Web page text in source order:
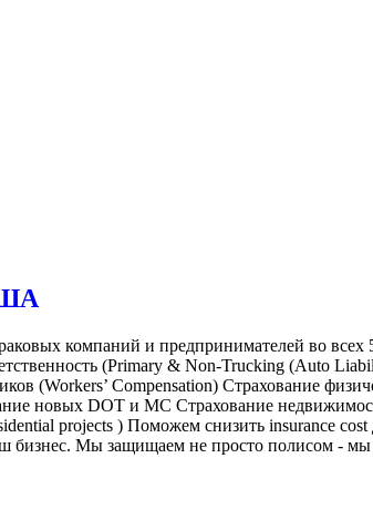
компаний и предпринимателей во
(Primary & Non-Trucking (Auto
(Workers’ Compensation) Страхование
новых DOT и MC Страхование
projects ) Поможем снизить insurance
Мы защищаем не просто полисом - мы